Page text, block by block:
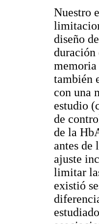
Nuestro
diseño
duración
memoria
también
con una
estudio
de
de la
antes de
ajuste
limitar
existió